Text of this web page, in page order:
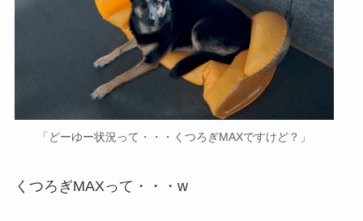
「どーゆー状況って・・・くつろぎMAXですけど？」
くつろぎMAXって・・・w